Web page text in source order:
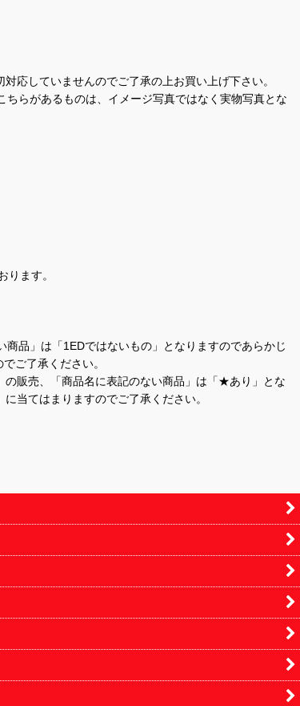
応していませんのでご了承の上お買い上げ下さい。
らがあるものは、イメージ写真ではなく実物写真とな
ます。
品」は「1EDではないもの」となりますのであらかじ
ご了承ください。
販売、「商品名に表記のない商品」は「★あり」とな
当てはまりますのでご了承ください。